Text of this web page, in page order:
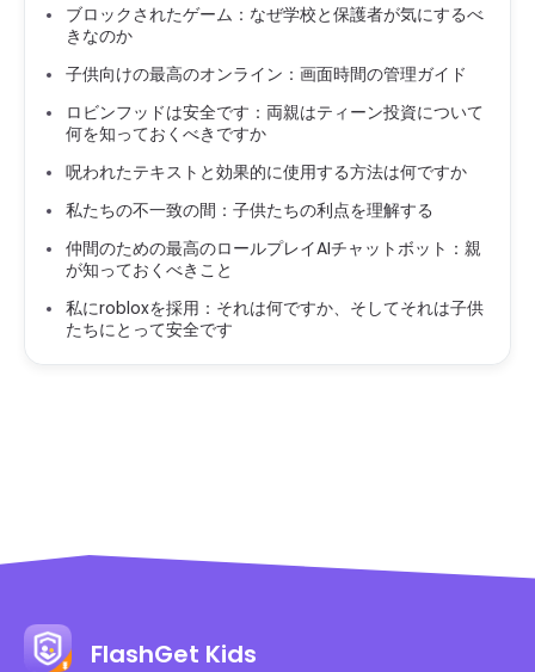
ブロックされたゲーム：なぜ学校と保護者が気にするべ
きなのか
子供向けの最高のオンライン：画面時間の管理ガイド
ロビンフッドは安全です：両親はティーン投資について
何を知っておくべきですか
呪われたテキストと効果的に使用する方法は何ですか
私たちの不一致の間：子供たちの利点を理解する
仲間のための最高のロールプレイAIチャットボット：親
が知っておくべきこと
私にrobloxを採用：それは何ですか、そしてそれは子供
たちにとって安全です
FlashGet Kids